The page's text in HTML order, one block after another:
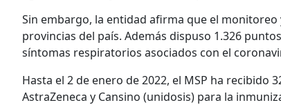
Sin embargo, la entidad afirma que el
provincias del país. Además dispuso 1.326
síntomas respiratorios asociados con el
Hasta el 2 de enero de 2022, el MSP ha recibido
AstraZeneca y Cansino (unidosis) para la